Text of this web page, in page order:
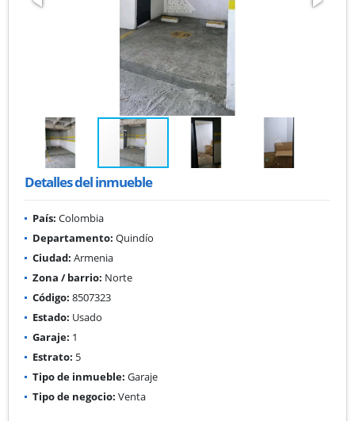
Detalles del inmueble
País: Colombia
Departamento: Quindío
Ciudad: Armenia
Zona / barrio: Norte
Código: 8507323
Estado: Usado
Garaje: 1
Estrato: 5
Tipo de inmueble: Garaje
Tipo de negocio: Venta